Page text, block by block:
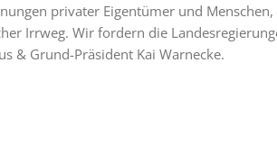
privater Eigentümer und
Irrweg. Wir fordern die
& Grund-Präsident Kai Warnecke.